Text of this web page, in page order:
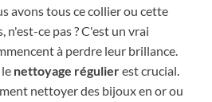
avons tous ce collier ou cette
n'est-ce pas ? C'est un vrai
à perdre leur brillance.
nettoyage régulierest crucial.
nettoyer des bijoux en or ou